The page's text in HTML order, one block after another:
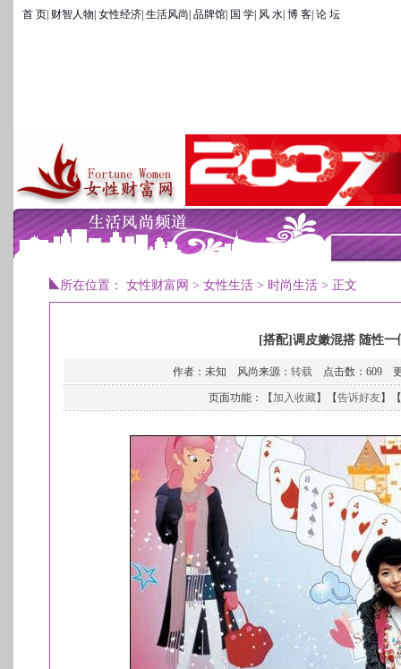
首 页 财智人物 女性经济 生活风尚 品牌馆 国 学 风 水 博 客 论 坛
所在位置： 女性财富网 > 女性生活 > 时尚生活 > 正文
[搭配]调皮嫩混搭 随性一
作者：未知 风尚来源： 转载 点击数： 609 更
页面功能：【 加入收藏】【告诉好友】【